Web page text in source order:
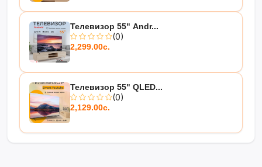
Телевизор 55" Andr...
(0)
2,299.00с.
Телевизор 55" QLED...
(0)
2,129.00с.